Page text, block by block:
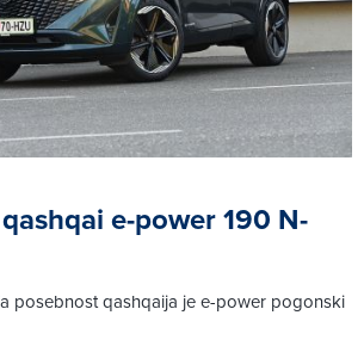
e-power 190 N-
posebnost qashqaija je e-power pogonski